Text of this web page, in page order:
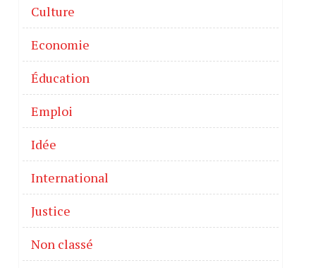
Culture
Economie
Éducation
Emploi
Idée
International
Justice
Non classé